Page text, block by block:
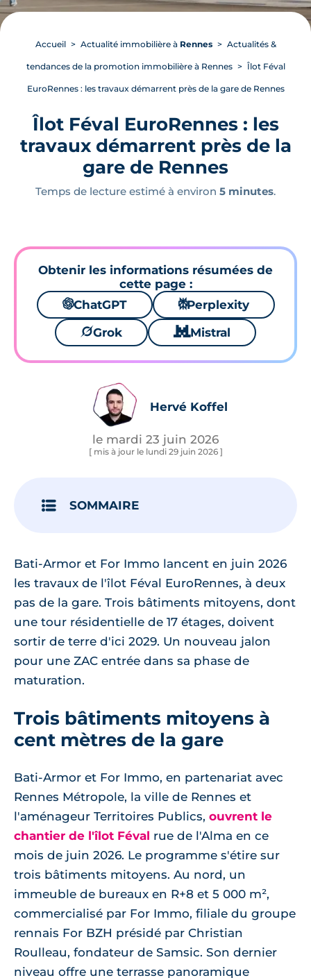
Accueil Actualité immobilière à Rennes Actualités &
tendances de la promotion immobilière à Rennes Îlot Féval
EuroRennes : les travaux démarrent près de la gare de Rennes
Îlot Féval EuroRennes : les
travaux démarrent près de la
gare de Rennes
Temps de lecture estimé à environ 5 minutes.
Obtenir les informations résumées de
cette page :
🌌ChatGPT ⚙Perplexity
🪐Grok 🐱 Mistral
Hervé Koffel
le mardi 23 juin 2026
[ mis à jour le lundi 29 juin 2026 ]
SOMMAIRE
Bati-Armor et For Immo lancent en juin 2026
les travaux de l'îlot Féval EuroRennes, à deux
pas de la gare. Trois bâtiments mitoyens, dont
une tour résidentielle de 17 étages, doivent
sortir de terre d'ici 2029. Un nouveau jalon
pour une ZAC entrée dans sa phase de
maturation.
Trois bâtiments mitoyens à
cent mètres de la gare
Bati-Armor et For Immo, en partenariat avec
Rennes Métropole, la ville de Rennes et
l'aménageur Territoires Publics, ouvrent le
chantier de l'îlot Féval rue de l'Alma en ce
mois de juin 2026. Le programme s'étire sur
trois bâtiments mitoyens. Au nord, un
immeuble de bureaux en R+8 et 5 000 m²,
commercialisé par For Immo, filiale du groupe
rennais For BZH présidé par Christian
Roulleau, fondateur de Samsic. Son dernier
niveau offre une terrasse panoramique